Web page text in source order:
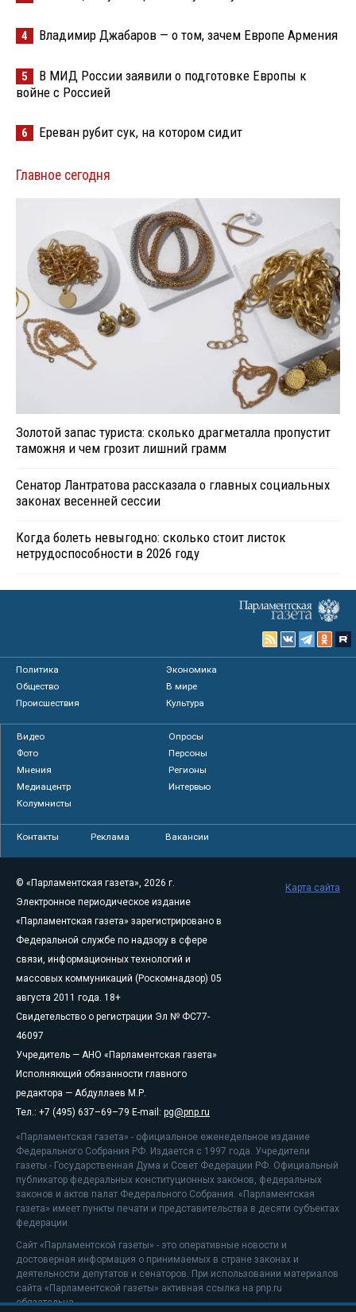
4 Владимир Джабаров — о том, зачем Европе Армения
5
В МИД России заявили о подготовке Европы к
войне с Россией
6 Ереван рубит сук, на котором сидит
Главное сегодня
Золотой запас туриста: сколько драгметалла пропустит
таможня и чем грозит лишний грамм
Сенатор Лантратова рассказала о главных социальных
законах весенней сессии
Когда болеть невыгодно: сколько стоит листок
нетрудоспособности в 2026 году
Политика
Экономика
Общество
В мире
Происшествия
Культура
Видео
Опросы
Фото
Персоны
Мнения
Регионы
Медиацентр
Интервью
Колумнисты
Контакты Реклама Вакансии
© «Парламентская газета», 2026 г.
Электронное периодическое издание
«Парламентская газета» зарегистрировано в
Федеральной службе по надзору в сфере
связи, информационных технологий и
массовых коммуникаций (Роскомнадзор) 05
августа 2011 года. 18+
Свидетельство о регистрации Эл № ФС77-
46097
Учредитель — АНО «Парламентская газета»
Исполняющий обязанности главного
редактора — Абдуллаев М.Р.
Тел.: +7 (495) 637–69–79 E-mail: pg@pnp.ru
«Парламентская газета» - официальное еженедельное издание
Федерального Собрания РФ. Издается с 1997 года. Учредители
газеты - Государственная Дума и Совет Федерации РФ. Официальный
публикатор федеральных конституционных законов, федеральных
законов и актов палат Федерального Собрания. «Парламентская
газета» имеет пункты печати и представительства в десяти субъектах
федерации.
Сайт «Парламентской газеты» - это оперативные новости и
достоверная информация о принимаемых в стране законах и
деятельности депутатов и сенаторов. При использовании материалов
сайта «Парламентской газеты» активная ссылка на pnp.ru
обязательна.
Карта сайта